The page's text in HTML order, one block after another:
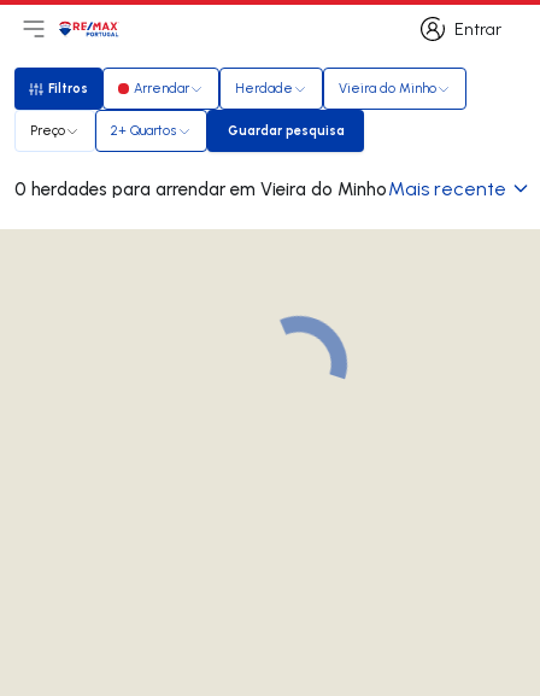
Entrar
Entrar
Abri menu principal
LogoIr para página inicial
Filtros
Filtros Arrendar Herdade Vieira do Minho
Preço 2+ Quartos Guardar pesquisa
Guardar pesquisa
0 herdades para arrendar em Vieira do MinhoMais recente